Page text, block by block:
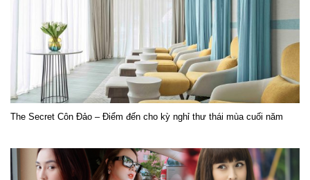
The Secret Côn Đảo – Điểm đến cho kỳ nghỉ thư thái mùa cuối năm